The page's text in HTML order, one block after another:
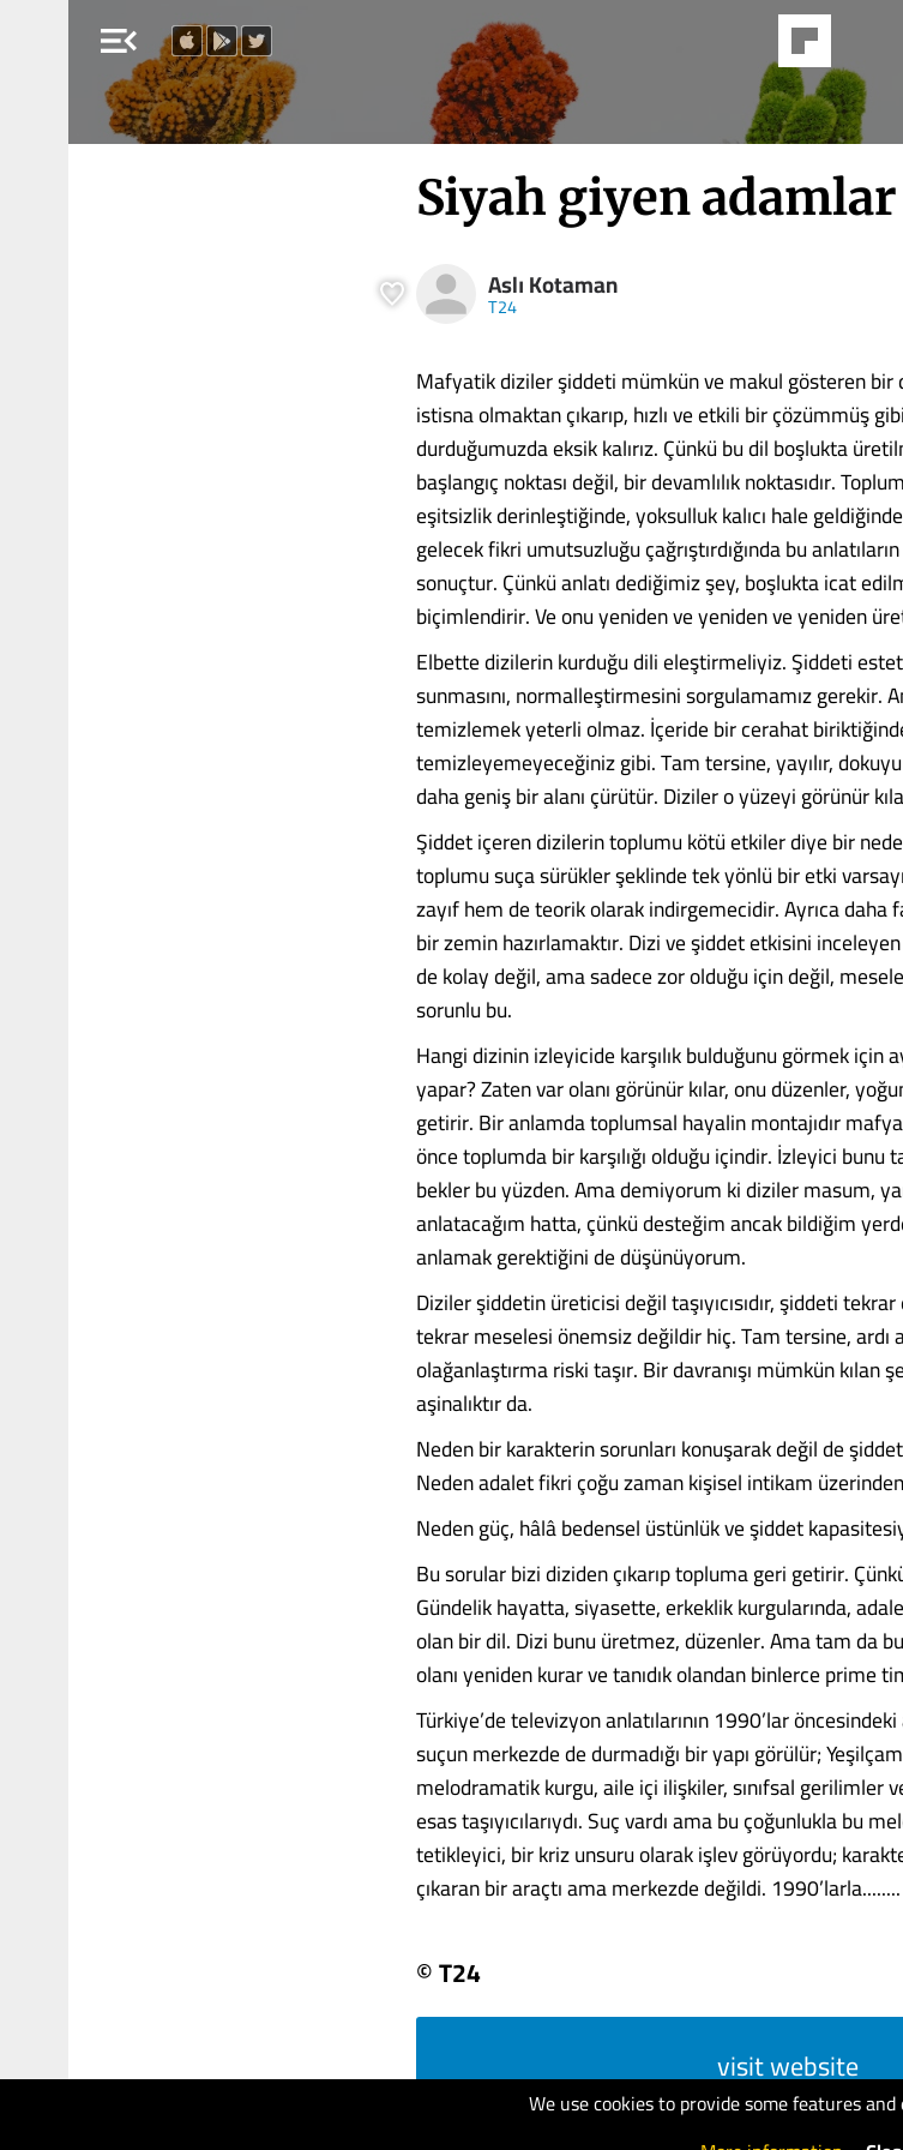
menu_open
We use cookies to provide some features
Siyah giyen adamlar
Aslı Kotaman
T24
Mafyatik diziler şiddeti mümkün ve makul gösteren bir
istisna olmaktan çıkarıp, hızlı ve etkili bir çözümmüş
durduğumuzda eksik kalırız. Çünkü bu dil boşlukta
başlangıç noktası değil, bir devamlılık noktasıdır.
eşitsizlik derinleştiğinde, yoksulluk kalıcı hale
gelecek fikri umutsuzluğu çağrıştırdığında bu
sonuçtur. Çünkü anlatı dediğimiz şey, boşlukta icat
biçimlendirir. Ve onu yeniden ve yeniden ve yeniden
Elbette dizilerin kurduğu dili eleştirmeliyiz. Şiddeti
sunmasını, normalleştirmesini sorgulamamız gerekir.
temizlemek yeterli olmaz. İçeride bir cerahat
temizleyemeyeceğiniz gibi. Tam tersine, yayılır,
daha geniş bir alanı çürütür. Diziler o yüzeyi görünür
Şiddet içeren dizilerin toplumu kötü etkiler diye bir
toplumu suça sürükler şeklinde tek yönlü bir etki
zayıf hem de teorik olarak indirgemecidir. Ayrıca
bir zemin hazırlamaktır. Dizi ve şiddet etkisini
de kolay değil, ama sadece zor olduğu için değil,
sorunlu bu.
Hangi dizinin izleyicide karşılık bulduğunu görmek için
yapar? Zaten var olanı görünür kılar, onu düzenler,
getirir. Bir anlamda toplumsal hayalin montajıdır
önce toplumda bir karşılığı olduğu içindir. İzleyici bunu
bekler bu yüzden. Ama demiyorum ki diziler masum,
anlatacağım hatta, çünkü desteğim ancak bildiğim
anlamak gerektiğini de düşünüyorum.
Diziler şiddetin üreticisi değil taşıyıcısıdır, şiddeti
tekrar meselesi önemsiz değildir hiç. Tam tersine, ardı
olağanlaştırma riski taşır. Bir davranışı mümkün kılan
aşinalıktır da.
Neden bir karakterin sorunları konuşarak değil de
Neden adalet fikri çoğu zaman kişisel intikam
Neden güç, hâlâ bedensel üstünlük ve şiddet
Bu sorular bizi diziden çıkarıp topluma geri getirir.
Gündelik hayatta, siyasette, erkeklik kurgularında,
olan bir dil. Dizi bunu üretmez, düzenler. Ama tam da
olanı yeniden kurar ve tanıdık olandan binlerce prime
Türkiye’de televizyon anlatılarının 1990’lar öncesindeki
suçun merkezde de durmadığı bir yapı görülür;
melodramatik kurgu, aile içi ilişkiler, sınıfsal gerilimler
esas taşıyıcılarıydı. Suç vardı ama bu çoğunlukla bu
tetikleyici, bir kriz unsuru olarak işlev görüyordu;
çıkaran bir araçtı ama merkezde değildi. 1990’larla........
© T24
visit website